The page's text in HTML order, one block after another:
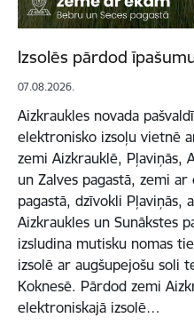
Izsolēs pārdod
07.08.2026.
Aizkraukles novada
elektronisko izsoļu vietnē
zemi Aizkrauklē, Pļaviņās,
un Zalves pagastā, zemi
pagastā, dzīvokli Pļaviņās,
Aizkraukles un Sunākstes
izsludina mutisku nomas
izsolē ar augšupejošu soli
Koknesē. Pārdod zemi
elektroniskajā izsolē…